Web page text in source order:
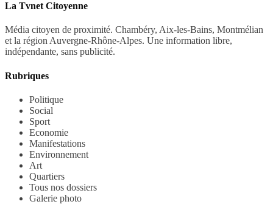
La Tvnet Citoyenne
Média citoyen de proximité. Chambéry, Aix-les-Bains, Montmélian
et la région Auvergne-Rhône-Alpes. Une information libre,
indépendante, sans publicité.
Rubriques
Politique
Social
Sport
Economie
Manifestations
Environnement
Art
Quartiers
Tous nos dossiers
Galerie photo